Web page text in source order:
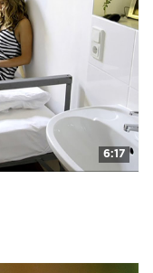
6:17